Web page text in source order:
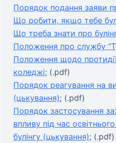
Порядок подання заяви
Що робити, якщо тебе
Що треба знати про
Положення про службу
Положення щодо
коледжі; (.pdf)
Порядок реагування на
(цькування); (.pdf)
Порядок застосування
впливу під час
булінгу (цькування); (.pdf)